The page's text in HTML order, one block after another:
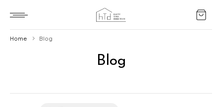
Blog
Home Blog